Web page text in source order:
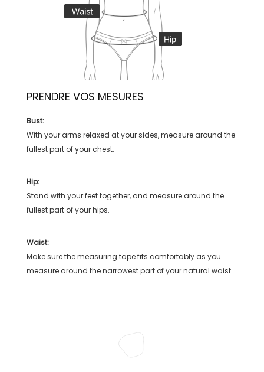
PRENDRE VOS MESURES
Bust:
With your arms relaxed at your sides, measure around the
fullest part of your chest.
Hip:
Stand with your feet together, and measure around the
fullest part of your hips.
Waist:
Make sure the measuring tape fits comfortably as you
measure around the narrowest part of your natural waist.